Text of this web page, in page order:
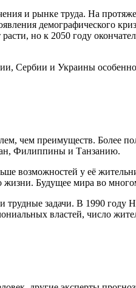
и рынке труда. На
демографического
но к 2050 году
Сербии и Украины
чем преимуществ. Более
Филиппины и Танзанию.
возможностей у её
жизни. Будущее мира во
задачи. В 1990 году
властей, число